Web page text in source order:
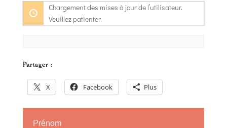
par
activité:
Chargement des mises à jour de l’utilisateur.
Veuillez patienter.
Partager :
X Facebook Plus
Prénom